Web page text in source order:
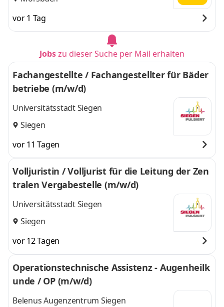
vor 1 Tag
Jobszu dieser Suche per Mail erhalten
Fachangestellte / Fachangestellter für Bäder
betriebe (m/w/d)
Universitätsstadt Siegen
Siegen
vor 11 Tagen
Volljuristin / Volljurist für die Leitung der Zen
tralen Vergabestelle (m/w/d)
Universitätsstadt Siegen
Siegen
vor 12 Tagen
Operationstechnische Assistenz - Augenheilk
unde / OP (m/w/d)
Belenus Augenzentrum Siegen